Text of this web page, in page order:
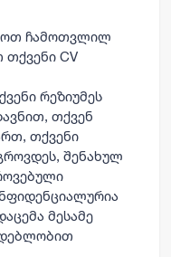
ჩამოთვლილ
თქვენი CV
რეზიუმეს
თქვენ
თქვენი
შენახულ
მესამე